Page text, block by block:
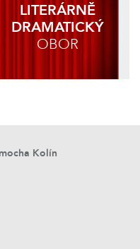
LITERÁRNĚ
DRAMATICKÝ
OBOR
Kolín